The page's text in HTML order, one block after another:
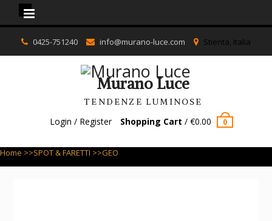
content
0425-751240 info@murano-luce.com Stienta, Italia
Murano Luce
TENDENZE LUMINOSE
Login / Register Shopping Cart /€0.00 0
Home >>SPOT & FARETTI >>GEO
Murano Luce